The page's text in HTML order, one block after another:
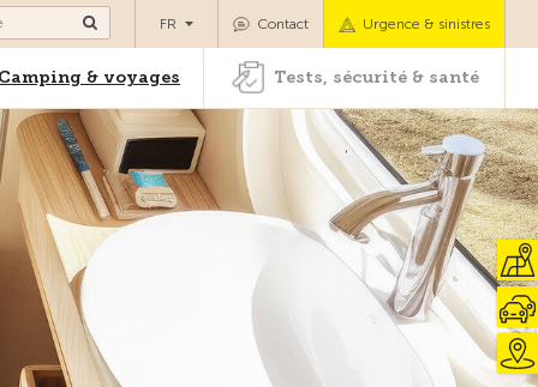
Camping & voyages Tests, sécurité & santé
Contact Urgence & sinistres
FR
& voyages Tests, sécurité & santé